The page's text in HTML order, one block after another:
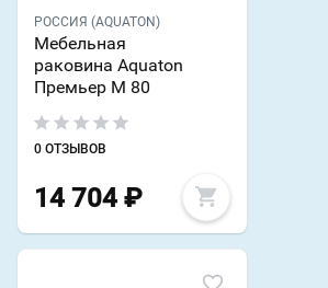
РОССИЯ (AQUATON)
Мебельная
раковина Aquaton
Премьер М 80
0 ОТЗЫВОВ
14 704 ₽